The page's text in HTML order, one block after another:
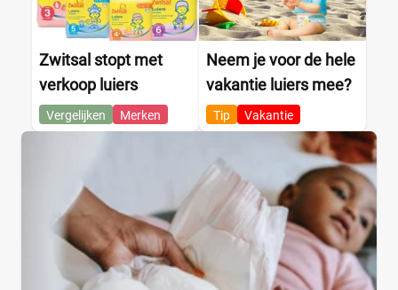
Zwitsal stopt met
verkoop luiers
Vergelijken Merken
Neem je voor de hele
vakantie luiers mee?
Tip Vakantie